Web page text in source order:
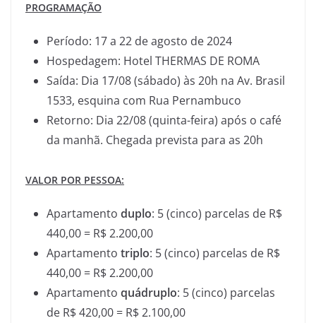
PROGRAMAÇÃO
Período: 17 a 22 de agosto de 2024
Hospedagem: Hotel THERMAS DE ROMA
Saída: Dia 17/08 (sábado) às 20h na Av. Brasil
1533, esquina com Rua Pernambuco
Retorno: Dia 22/08 (quinta-feira) após o café
da manhã. Chegada prevista para as 20h
VALOR POR PESSOA:
Apartamento duplo: 5 (cinco) parcelas de R$
440,00 = R$ 2.200,00
Apartamento triplo: 5 (cinco) parcelas de R$
440,00 = R$ 2.200,00
Apartamento quádruplo: 5 (cinco) parcelas
de R$ 420,00 = R$ 2.100,00